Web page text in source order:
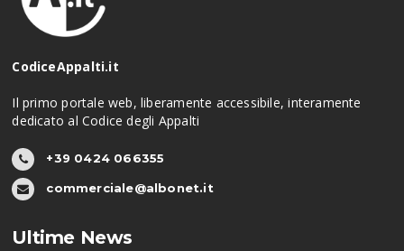
CodiceAppalti.it
Il primo portale web, liberamente accessibile, interamente
dedicato al Codice degli Appalti
+39 0424 066355
commerciale@albonet.it
Ultime News